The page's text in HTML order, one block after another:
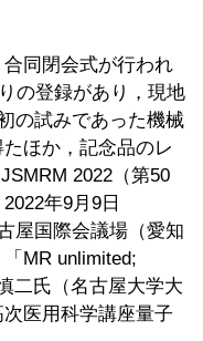
同閉会式が行われ
の登録があり，現地
の試みであった機械
ほか，記念品のレ
2022（第50
年9月9日
屋国際会議場（愛知
MR unlimited;
二氏（名古屋大学大
医用科学講座量子